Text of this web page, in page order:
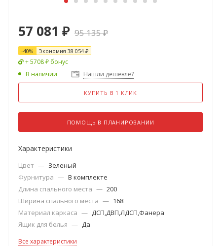
57 081 ₽ 95 135₽
-40% Экономия 38 054₽
+ 5708 ₽ бонус
В наличии
Нашли дешевле?
КУПИТЬ В 1 КЛИК
ПОМОЩЬ В ПЛАНИРОВАНИИ
Характеристики
Цвет — Зеленый
Фурнитура — В комплекте
Длина спального места — 200
Ширина спального места — 168
Материал каркаса — ДСП,ДВП,ЛДСП,Фанера
Ящик для белья — Да
Все характеристики